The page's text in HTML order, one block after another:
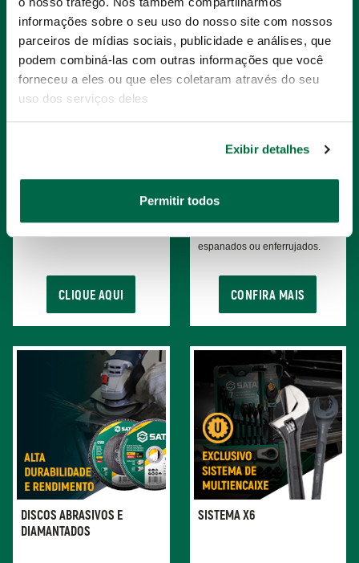
informações sobre o seu uso do nosso site com nossos
parceiros de mídias sociais, publicidade e análises, que
podem combiná-las com outras informações que você
forneceu a eles ou que eles coletaram através do seu
uso dos serviços deles
Exibir detalhes
Permitir todos
CLIQUE AQUI
LINHA DE EXTRATORES
BOLTBITER
espanados ou enferrujados.
CONFIRA MAIS
DISCOS ABRASIVOS E
DIAMANTADOS
SISTEMA X6